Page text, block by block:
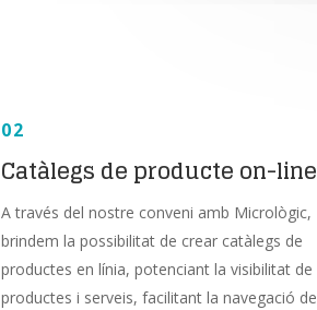
02
Catàlegs de producte on-line
A través del nostre conveni amb Micrològic,
brindem la possibilitat de crear catàlegs de
productes en línia, potenciant la visibilitat de
productes i serveis, facilitant la navegació de